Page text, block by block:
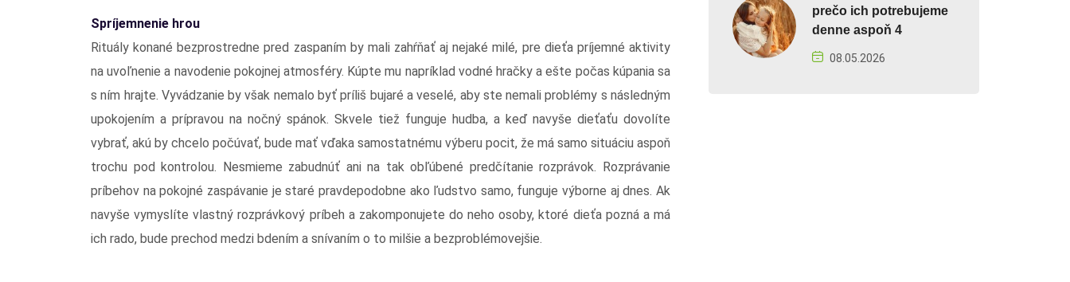
Spríjemnenie hrou
Rituály konané bezprostredne pred zaspaním by mali zahŕňať aj nejaké milé, pre dieťa príjemné aktivity
na uvoľnenie a navodenie pokojnej atmosféry. Kúpte mu napríklad vodné hračky a ešte počas kúpania sa
s ním hrajte. Vyvádzanie by však nemalo byť príliš bujaré a veselé, aby ste nemali problémy s následným
upokojením a prípravou na nočný spánok. Skvele tiež funguje hudba, a keď navyše dieťaťu dovolíte
vybrať, akú by chcelo počúvať, bude mať vďaka samostatnému výberu pocit, že má samo situáciu aspoň
trochu pod kontrolou. Nesmieme zabudnúť ani na tak obľúbené predčítanie rozprávok. Rozprávanie
príbehov na pokojné zaspávanie je staré pravdepodobne ako ľudstvo samo, funguje výborne aj dnes. Ak
navyše vymyslíte vlastný rozprávkový príbeh a zakomponujete do neho osoby, ktoré dieťa pozná a má
ich rado, bude prechod medzi bdením a snívaním o to milšie a bezproblémovejšie.
prečo ich potrebujeme
denne aspoň 4
08.05.2026